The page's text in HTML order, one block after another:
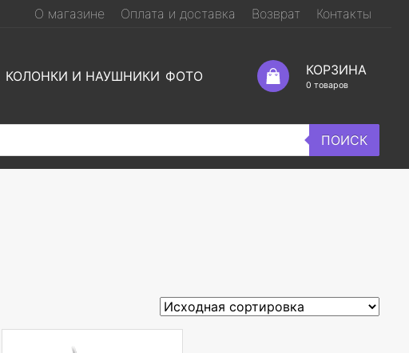
О магазине Оплата и доставка Возврат Контакты
КОЛОНКИ И НАУШНИКИ ФОТО КОРЗИНА
0 товаров
ПОИСК